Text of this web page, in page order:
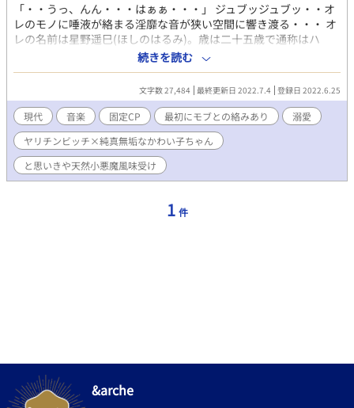
「・・うっ、んん・・・はぁぁ・・・」 ジュブッジュブッ・・オ
レのモノに唾液が絡まる淫靡な音が狭い空間に響き渡る・・・ オ
レの名前は星野遥巳(ほしのはるみ)。歳は二十五歳で通称はハ
ル。オレは今、クラブの楽屋横の物置で、ナンパしてきた外国人
の男にモノを咥えられている。 まぁ、よくある？パーティーでの
一コマだ。オレは気持ちいいことが大好きで、男でも女でも好み
のタイプならいつでもウェルカム。ちなみに男相手の時はタチ寄
りのリバ。 「バイでヤリチンビッチなハル」それがみんなが認識
しているオレ。 なのに、一発抜いてもらってその物置から出た
瞬間、通路で出会った可愛い男の子、咲山友希(さきやまともき)
二十歳に一目惚れ。生まれて初めて本気の恋に落ちてしまったん
だ。 これは、ヤリチンビッチなオレが純真無垢な天使を見つ
ーー ☆R18には＊を付けます。 ☆気軽にお読みいただける短編予
定。辛い出来事などは起こりません。 ☆主人公はヤリチンビッチ
続きを読む
文字数 27,484 最終更新日 2022.7.4 登録日 2022.6.25
現代 音楽 固定CP 最初にモブとの絡みあり
溺愛
ヤリチンビッチ×純真無垢なかわい子ちゃん
と思いきや天然小悪魔風味受け
1 件
&arche